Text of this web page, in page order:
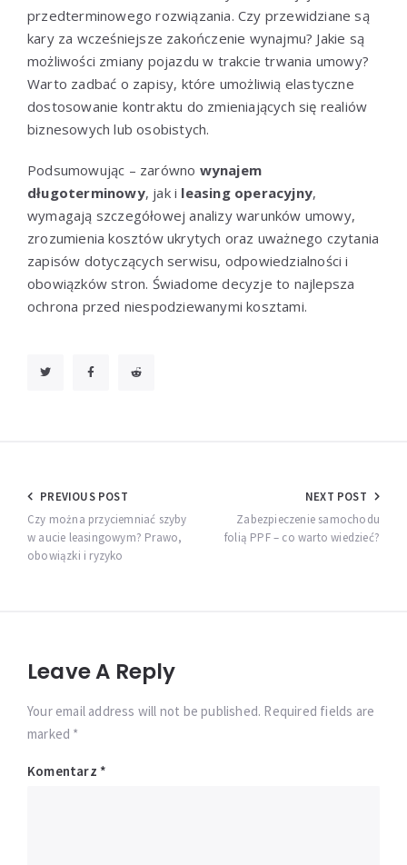
przedterminowego rozwiązania. Czy przewidziane są
kary za wcześniejsze zakończenie wynajmu? Jakie są
możliwości zmiany pojazdu w trakcie trwania umowy?
Warto zadbać o zapisy, które umożliwią elastyczne
dostosowanie kontraktu do zmieniających się realiów
biznesowych lub osobistych.
Podsumowując – zarówno wynajem
długoterminowy, jak i leasing operacyjny,
wymagają szczegółowej analizy warunków umowy,
zrozumienia kosztów ukrytych oraz uważnego czytania
zapisów dotyczących serwisu, odpowiedzialności i
obowiązków stron. Świadome decyzje to najlepsza
ochrona przed niespodziewanymi kosztami.
Nawigacja
wpisu
PREVIOUS POST
Czy można przyciemniać szyby
w aucie leasingowym? Prawo,
obowiązki i ryzyko
NEXT POST
Zabezpieczenie samochodu
folią PPF – co warto wiedzieć?
Leave A Reply
Your email address will not be published. Required fields are
marked *
Komentarz *